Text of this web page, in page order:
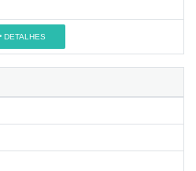
DETALHES